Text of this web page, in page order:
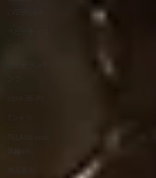
color IBUKI
Tシャツ
TELASS solo
真鍮ver.